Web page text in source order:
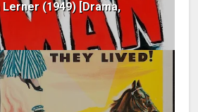
(1949) [Drama,